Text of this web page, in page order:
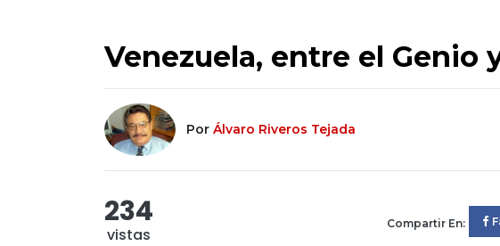
Venezuela, entre el Genio
Por Álvaro Riveros Tejada
234
vistas
Compartir En: